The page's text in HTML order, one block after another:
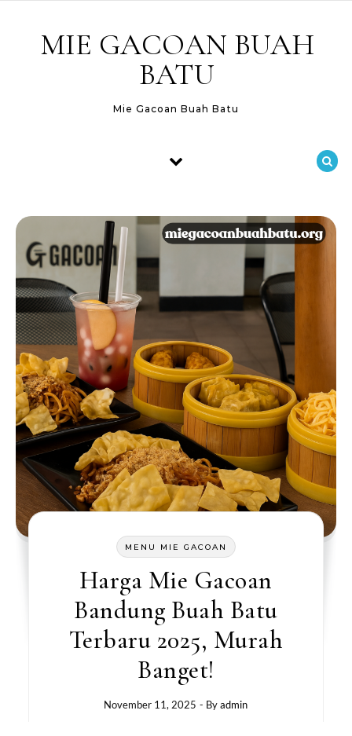
MIE GACOAN BUAH
BATU
Mie Gacoan Buah Batu
MENU MIE GACOAN
Harga Mie Gacoan
Bandung Buah Batu
Terbaru 2025, Murah
Banget!
November 11, 2025 - Byadmin